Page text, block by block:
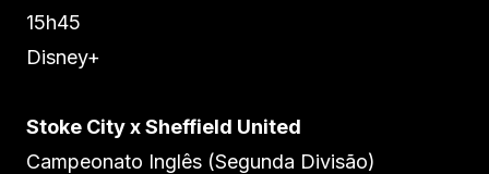
15h45
Disney+
Stoke City x Sheffield United
Campeonato Inglês (Segunda Divisão)